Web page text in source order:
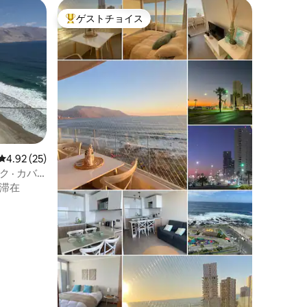
ビュー25件、5つ星中4.92つ星の平均評価
4.92 (25)
· カバ
在
大好評のゲストチョイスです。
ゲストチョイス